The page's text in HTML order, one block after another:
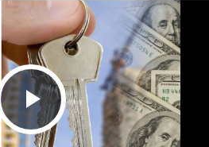
Play Video